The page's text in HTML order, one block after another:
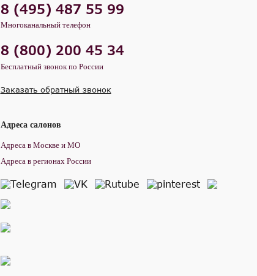
8 (495) 487 55 99
Многоканальный телефон
8 (800) 200 45 34
Бесплатный звонок по России
Заказать обратный звонок
Адреса салонов
Адреса в Москве и МО
Адреса в регионах России